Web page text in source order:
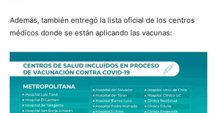
Además, también entregó la lista oficial de los centros
médicos donde se están aplicando las vacunas: